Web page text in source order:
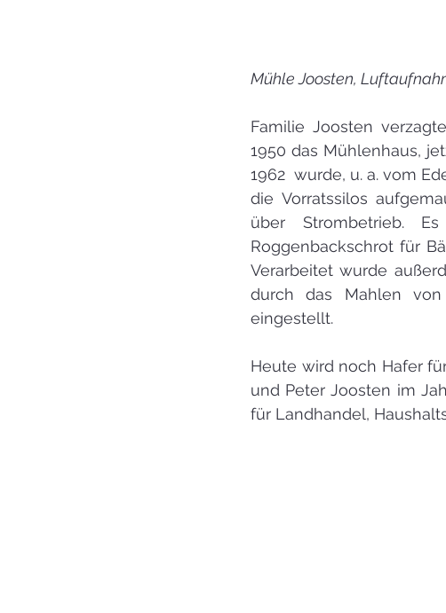
Mühle Joosten,
Familie Joosten
1950 das Mühlenhaus,
1962  wurde, u. a. vom
die Vorratssilos
über Strombetrieb.
Roggenbackschrot für
Verarbeitet wurde
durch das Mahlen
eingestellt.
Heute wird noch Hafer
und Peter Joosten im
für Landhandel,